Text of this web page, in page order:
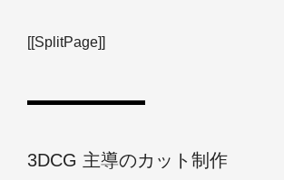
[[SplitPage]]
3DCG 主導のカット制作